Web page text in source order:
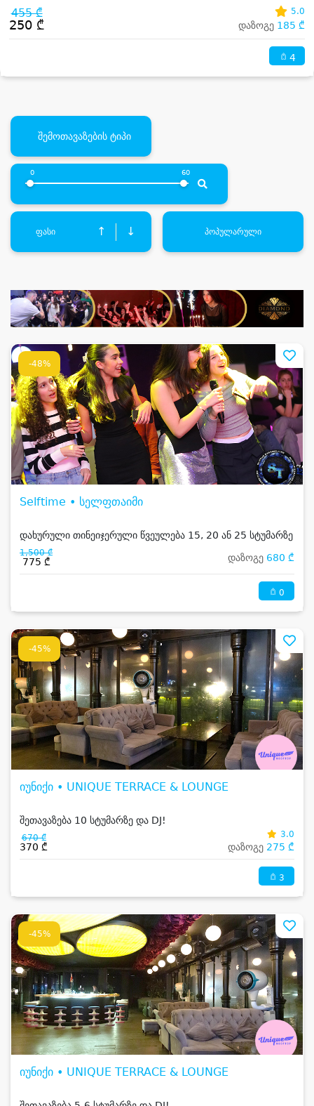
455 ₾
250 ₾
5.0
დაზოგე 185 ₾
4
შემოთავაზების ტიპი
0 60
ფასი ↑ ↓ პოპულარული
-48%
Selftime • სელფთაიმი
დახურული თინეიჯერული წვეულება 15, 20 ან 25 სტუმარზე
1,500 ₾
775 ₾ დაზოგე 680 ₾
0
-45%
იუნიქი • UNIQUE TERRACE & LOUNGE
შეთავაზება 10 სტუმარზე და DJ!
670 ₾
370 ₾
3.0
დაზოგე 275 ₾
3
-45%
იუნიქი • UNIQUE TERRACE & LOUNGE